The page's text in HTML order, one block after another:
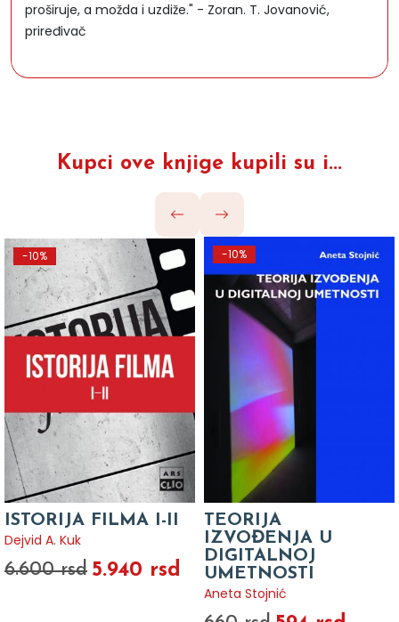
proširuje, a možda i uzdiže." - Zoran. T. Jovanović,
priređivač
Kupci ove knjige kupili su i...
-10%
ISTORIJA FILMA I-II
Dejvid A. Kuk
6.600 rsd 5.940 rsd
-10%
TEORIJA
IZVOĐENJA U
DIGITALNOJ
UMETNOSTI
Aneta Stojnić